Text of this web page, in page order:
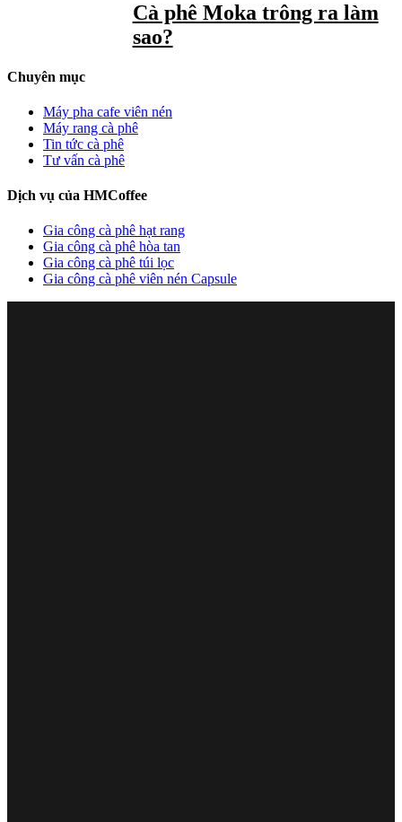
Cà phê Moka trông ra làm
sao?
Chuyên mục
Máy pha cafe viên nén
Máy rang cà phê
Tin tức cà phê
Tư vấn cà phê
Dịch vụ của HMCoffee
Gia công cà phê hạt rang
Gia công cà phê hòa tan
Gia công cà phê túi lọc
Gia công cà phê viên nén Capsule